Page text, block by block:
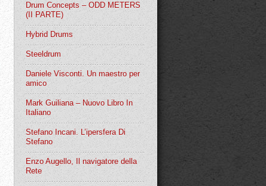
Drum Concepts – ODD METERS
(II PARTE)
Hybrid Drums
Steeldrum
Daniele Visconti. Un maestro per
amico
Mark Guiliana – Nuovo Libro In
Italiano
Stefano Incani. L’ipersfera Di
Stefano
Enzo Augello, Il navigatore della
Rete